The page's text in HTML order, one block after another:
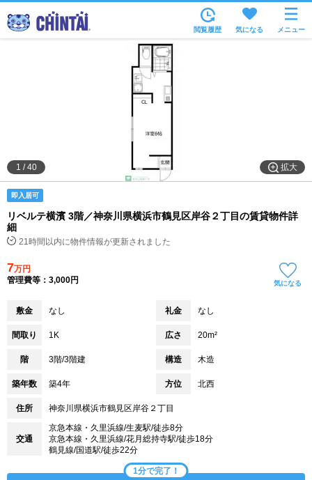
沿線・駅から
住所から
家賃相場から
不動産会社から
閲覧履歴 気になる メニュー
拡大
1 /40
即入居可
リベルテ横濱 3階／神奈川県横浜市鶴見区岸谷２丁目の賃貸物件詳
細
21時間以内に物件情報が更新されました
7万円
管理費等：3,000円
気になる
敷金 なし 礼金 なし
間取り 1K 広さ 20m²
階 3階/3階建 構造 木造
築年数 築4年 方位 北西
住所 神奈川県横浜市鶴見区岸谷２丁目
交通
京急本線・久里浜線/生麦駅/徒歩8分
京急本線・久里浜線/花月総持寺駅/徒歩18分
鶴見線/国道駅/徒歩22分
1分で完了！